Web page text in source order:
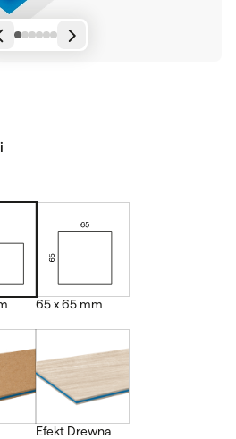
65 x 65 mm
Efekt Drewna